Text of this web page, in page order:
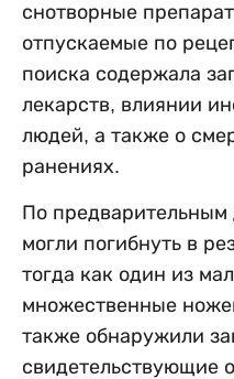
снотворные
отпускаемые по
поиска содержала
лекарств, влиянии
людей, а также о
ранениях.
По
могли погибнуть в
тогда как один из
множественные
также обнаружили
свидетельствующие